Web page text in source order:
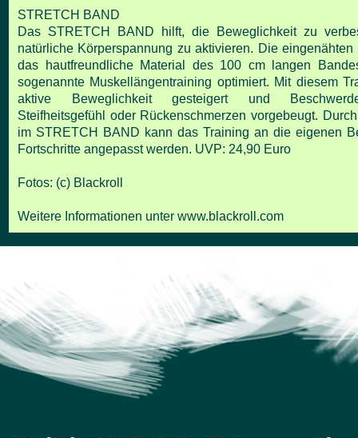
STRETCH BAND
Das STRETCH BAND hilft, die Beweglichkeit zu
natürliche Körperspannung zu aktivieren. Dieeingenähten
das hautfreundliche Material des 100 cm langen
sogenannte Muskellängentraining optimiert. Mit diesem
aktive Beweglichkeit gesteigert und
Steifheitsgefühl oder Rückenschmerzen vorgebeugt.
im STRETCH BAND kann das Training an die eigenen
Fortschritte angepasstwerden. UVP: 24,90 Euro
Fotos: (c) Blackroll
Weitere Informationen unter www.blackroll.com